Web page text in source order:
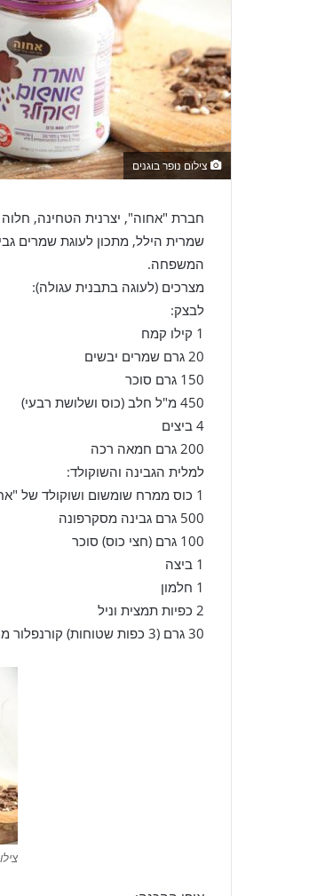
צילום נופר בוגנים
חברת "אחוה", יצרנית הטחינה,
שמרית הילל, מתכון לעוגת שמרים
המשפחה.
מצרכים (לעוגה בתבנית עגולה):
לבצק:
1 קילו קמח
20 גרם שמרים יבשים
150 גרם סוכר
450 מ"ל חלב (כוס ושלושת רבעי)
4 ביצים
200 גרם חמאה רכה
למלית הגבינה והשוקולד:
1 כוס ממרח שומשום ושוקולד של "אחוה"
500 גרם גבינה מסקרפונה
100 גרם (חצי כוס) סוכר
1 ביצה
1 חלמון
2 כפיות תמצית וניל
30 גרם (3 כפות שטוחות) קורנפלור מנופה